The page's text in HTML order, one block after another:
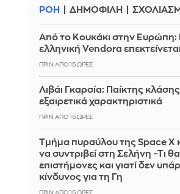
ΡΟΗ ΔΗΜΟΦΙΛΗ
Από το Κουκάκι στην Ευρώπη:
ελληνική Vendora
ΠΡΙΝ ΑΠΌ 15 ΏΡΕΣ
Λιβάι Γκαρσία: Παίκτης
εξαιρετικά χαρακτηριστικά
ΠΡΙΝ ΑΠΌ 15 ΏΡΕΣ
Τμήμα πυραύλου της Space X
να συντριβεί στη Σελήνη –Τι
επιστήμονες και γιατί δεν
κίνδυνος για τη Γη